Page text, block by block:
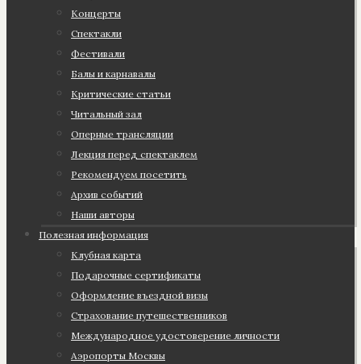
Концерты
Спектакли
Фестивали
Балы и карнавалы
Критические статьи
Читальный зал
Оперные трансляции
Лекция перед спектаклем
Рекомендуем посетить
Архив событий
Наши авторы
Полезная информация
Клубная карта
Подарочные сертификаты
Оформление въездной визы
Страхование путешественников
Международное удостоверение личности
Аэропорты Москвы